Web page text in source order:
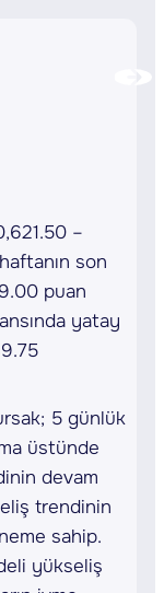
–
son
puan
yatay
5 günlük
üstünde
devam
trendinin
sahip.
yükseliş